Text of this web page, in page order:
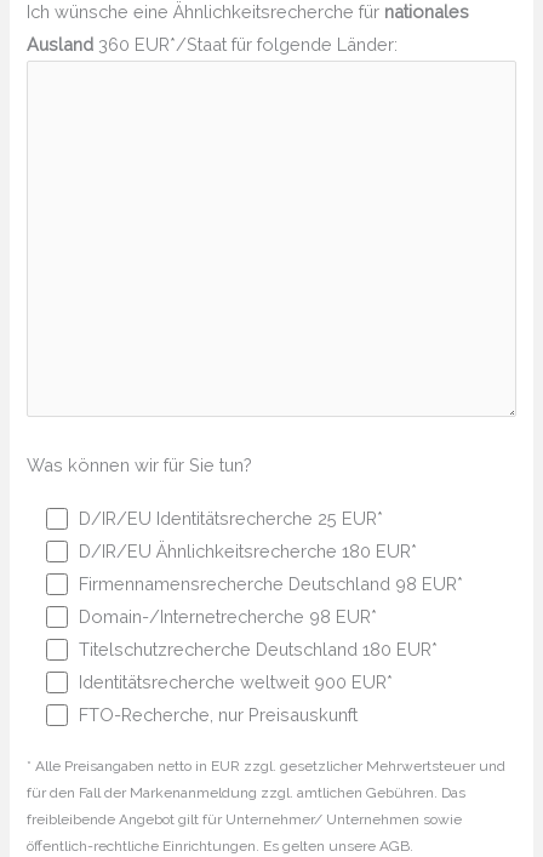
Ich wünsche eine Ähnlichkeitsrecherche für nationales
Ausland 360 EUR*/Staat für folgende Länder:
Was können wir für Sie tun?
D/IR/EU Identitätsrecherche 25 EUR*
D/IR/EU Ähnlichkeitsrecherche 180 EUR*
Firmennamensrecherche Deutschland 98 EUR*
Domain-/Internetrecherche 98 EUR*
Titelschutzrecherche Deutschland 180 EUR*
Identitätsrecherche weltweit 900 EUR*
FTO-Recherche, nur Preisauskunft
* Alle Preisangaben netto in EUR zzgl. gesetzlicher Mehrwertsteuer und
für den Fall der Markenanmeldung zzgl. amtlichen Gebühren. Das
freibleibende Angebot gilt für Unternehmer/ Unternehmen sowie
öffentlich-rechtliche Einrichtungen. Es gelten unsere AGB.